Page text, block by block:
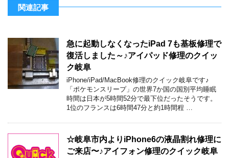
関連記事
急に起動しなくなったiPad 7も基板修理で
復活しました～♪アイパッド修理のクイッ
ク岐阜
iPhone/iPad/MacBook修理のクイック岐阜です♪
「ポケモンスリープ」の世界7か国の国別平均睡眠
時間は日本が5時間52分で最下位だったそうです。
1位のフランスは6時間47分と約1時間程 …
☆岐阜市内よりiPhone6の液晶割れ修理に
ご来店〜♪アイフォン修理のクイック岐阜